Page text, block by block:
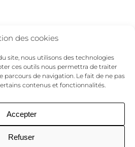
des cookies
site, nous utilisons des technologies
ces outils nous permettra de traiter
parcours de navigation. Le fait de ne pas
contenus et fonctionnalités.
Accepter
Refuser
d’un événement.